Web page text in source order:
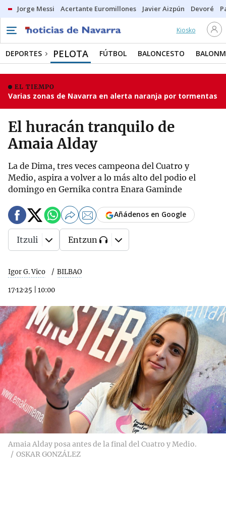
Jorge Messi Acertante Euromillones Javier Aizpún Devoré
Kiosko
DEPORTES PELOTA FÚTBOL BALONCESTO
EL TIEMPO
Varias zonas de Navarra en alerta naranja por tormentas
El huracán tranquilo de
Amaia Alday
La de Dima, tres veces campeona del Cuatro y
Medio, aspira a volver a lo más alto del podio el
domingo en Gernika contra Enara Gaminde
Igor G. Vico BILBAO
17·12·25 10:00
Añádenos en Google
Itzuli Entzun
Amaia Alday posa antes de la final del Cuatro y Medio.
OSKAR GONZÁLEZ